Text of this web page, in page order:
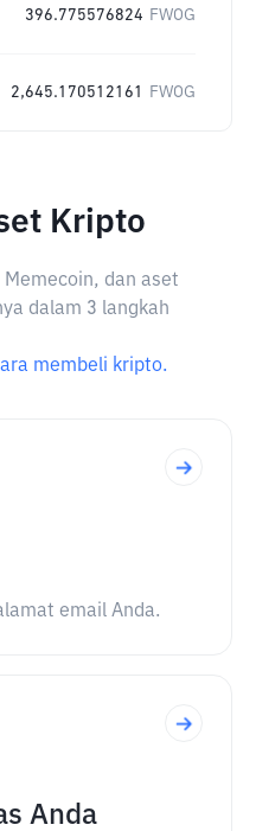
396.775576824 FWOG
2,645.170512161 FWOG
Kripto
dan aset
dalam 3 langkah
membeli kripto.
email Anda.
Anda